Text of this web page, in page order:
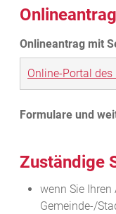
Online-Portal
Zuständige
wenn Sie
Gemeinde-/